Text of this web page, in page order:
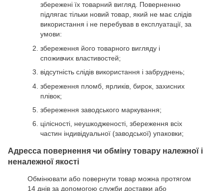
збережені їх товарний вигляд. Поверненню
підлягає тільки новий товар, який не має слідів
використання і не перебував в експлуатації, за
умови:
збереження його товарного вигляду і
споживчих властивостей;
відсутність слідів використання і забруднень;
збереження пломб, ярликів, бирок, захисних
плівок;
збереження заводського маркування;
цілісності, неушкодженості, збереження всіх
частин індивідуальної (заводської) упаковки;
Адресса повернення чи обміну товару належної і
неналежної якості
Обмінювати або повернути товар можна протягом
14 днів за допомогою служби доставки або